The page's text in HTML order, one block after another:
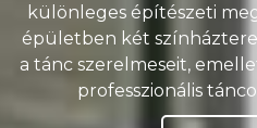
különleges építészeti
épületben két
a tánc szerelmeseit,
professzionális